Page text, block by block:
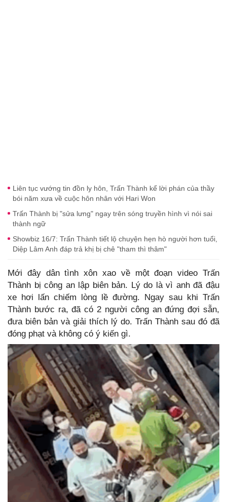
Liên tục vướng tin đồn ly hôn, Trấn Thành kể lời phán của thầy
bói năm xưa về cuộc hôn nhân với Hari Won
Trấn Thành bị "sửa lưng" ngay trên sóng truyền hình vì nói sai
thành ngữ
Showbiz 16/7: Trấn Thành tiết lộ chuyện hẹn hò người hơn tuổi,
Diệp Lâm Anh đáp trả khị bị chê "tham thì thâm"
Mới đây dân tình xôn xao về một đoạn video Trấn
Thành bị công an lập biên bản. Lý do là vì anh đã đậu
xe hơi lấn chiếm lòng lề đường. Ngay sau khi Trấn
Thành bước ra, đã có 2 người công an đứng đợi sẵn,
đưa biên bản và giải thích lý do. Trấn Thành sau đó đã
đóng phạt và không có ý kiến gì.